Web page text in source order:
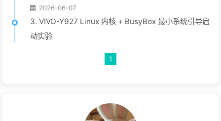
2026-06-07
3. VIVO-Y927 Linux 内核 + BusyBox 最小系统引导启
动实验
1